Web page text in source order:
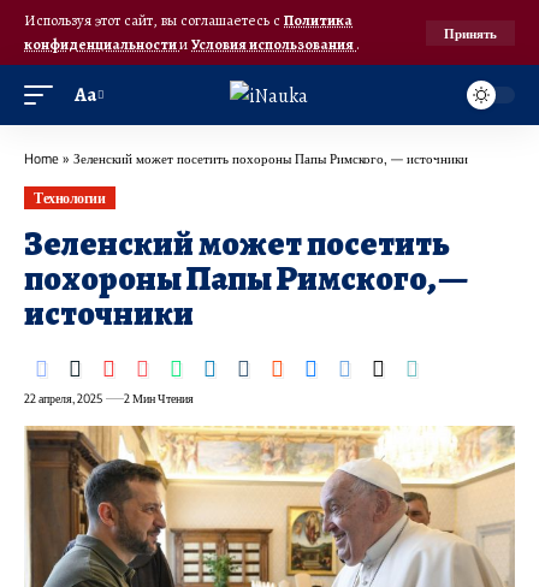
Используя этот сайт, вы соглашаетесь с Политика
конфиденциальностииУсловия использования.
Принять
Аа
Home » Зеленский может посетить похороны Папы Римского, — источники
Технологии
Зеленский может посетить
похороны Папы Римского, —
источники
22 апреля, 2025 2 Мин Чтения